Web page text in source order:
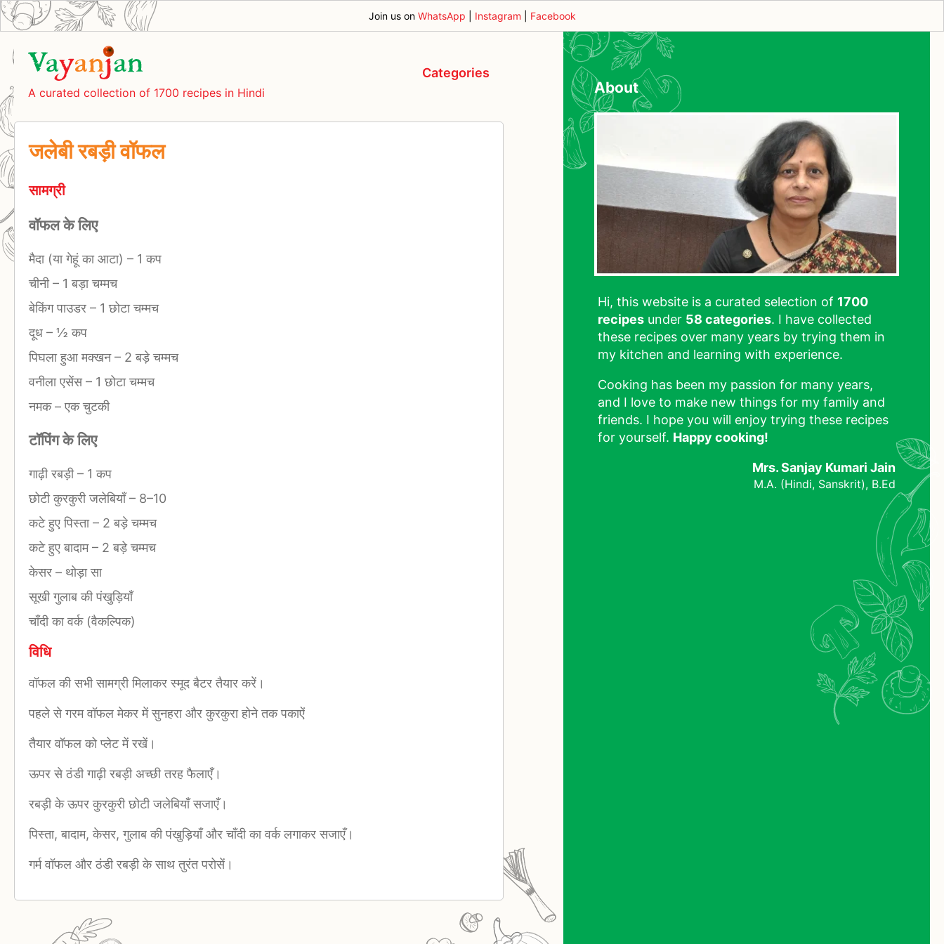
Join us on WhatsApp Instagram Facebook
A curated collection of 1700 recipes in Hindi
Categories
जलेबी रबड़ी वॉफल
सामग्री
वॉफल के लिए
मैदा (या गेहूं का आटा) – 1 कप
चीनी– 1 बड़ा चम्मच
बेकिंग पाउडर – 1 छोटा चम्मच
दूध – ½ कप
पिघला हुआ मक्खन– 2 बड़े चम्मच
वनीला एसेंस– 1 छोटा चम्मच
नमक–एक चुटकी
टॉपिंग के लिए
गाढ़ी रबड़ी– 1 कप
छोटी कुरकुरी जलेबियाँ– 8–10
कटे हुए पिस्ता– 2 बड़े चम्मच
कटे हुए बादाम– 2 बड़े चम्मच
केसर – थोड़ा सा
सूखी गुलाब की पंखुड़ियाँ
चाँदी का वर्क (वैकल्पिक)
विधि
वॉफल की सभी सामग्री मिलाकर स्मूद बैटर तैयार करें।
पहले से गरम वॉफल मेकर में सुनहरा और कुरकुरा होने तक पकाऐं
तैयार वॉफल को प्लेट में रखें।
ऊपर से ठंडी गाढ़ी रबड़ी अच्छी तरह फैलाएँ।
रबड़ी के ऊपर कुरकुरी छोटी जलेबियाँ सजाएँ।
पिस्ता, बादाम, केसर, गुलाब की पंखुड़ियाँ और चाँदी का वर्क लगाकर सजाएँ।
गर्म वॉफल और ठंडी रबड़ी के साथ तुरंत परोसें।
About
Hi, this website is a curated selection of 1700
recipes under 58 categories. I have collected
these recipes over many years by trying them in
my kitchen and learning with experience.
Cooking has been my passion for many years,
and I love to make new things for my family and
friends. I hope you will enjoy trying these recipes
for yourself. Happy cooking!
Mrs. Sanjay Kumari Jain
M.A. (Hindi, Sanskrit), B.Ed